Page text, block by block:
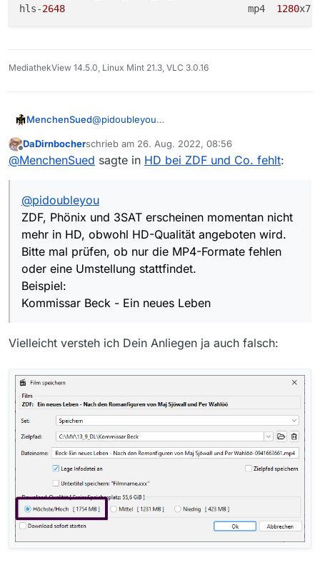
hls-2648
                                mp4
1280
MediathekView 14.5.0, Linux Mint 21.3, VLC 3.0.16
MenchenSued@pidoubleyou
nicht mehr in HD, obwohl HD-Qualität
angeboten wird. Bitte mal prüfen, ob nur die
Beispiel:
Kommissar Beck - Ein neues Leben
ID                                      EXT
hls-416-1                               mp4
http-h264_aac_mp4_http_na_na-low
hls-649-0                               mp4
hls-649-1                               mp4
http-h264_aac_mp4_http_na_na-
http-h264_aac_mp4_http_na_na-high-
hls-1296-0                              mp4
hls-1296-1                              mp4
http-h264_aac_mp4_http_na_na-
http-vp9_opus_webm_http_na_na-hd
Offline
DaDirnbocherschrieb am 26. Aug. 2022, 08:56
zuletzt editiert von
@MenchenSued sagte in HD bei ZDF und Co. fehlt:
@pidoubleyou
ZDF, Phönix und 3SAT erscheinen momentan nicht
mehr in HD, obwohl HD-Qualität angeboten wird.
Bitte mal prüfen, ob nur die MP4-Formate fehlen
oder eine Umstellung stattfindet.
Beispiel:
Kommissar Beck - Ein neues Leben
Vielleicht versteh ich Dein Anliegen ja auch falsch: